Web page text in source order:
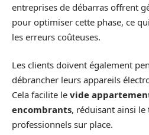
entreprises de débarras offrent
pour optimiser cette phase, ce
les erreurs coûteuses.
Les clients doivent également
débrancher leurs appareils
Cela facilite le vide
encombrants, réduisant ainsi le
professionnels sur place.